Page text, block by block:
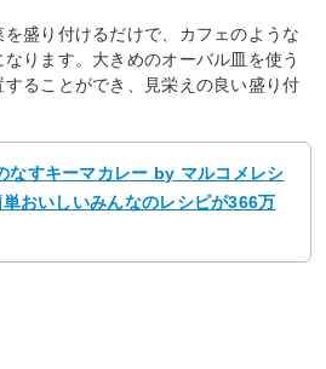
盛り付けるだけで、カフェのような
ります。大きめのオーバル皿を使う
ることができ、見栄えの良い盛り付
なすキーマカレー by マルコメレシ
おいしいみんなのレシピが366万